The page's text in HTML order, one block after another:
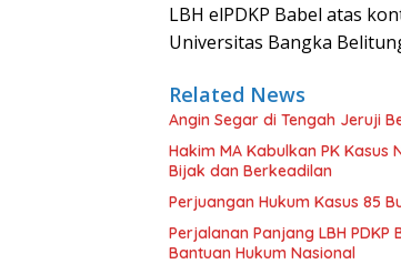
LBH elPDKP Babel atas
Universitas Bangka
Related News
Angin Segar di Tengah Jeruji
Hakim MA Kabulkan PK Kasus
Bijak dan Berkeadilan
Perjuangan Hukum Kasus 85
Perjalanan Panjang LBH
Bantuan Hukum Nasional